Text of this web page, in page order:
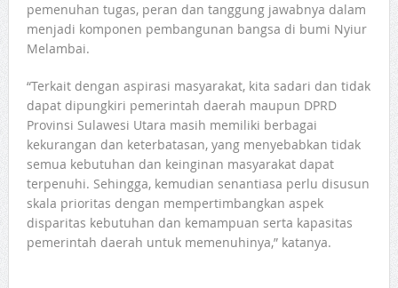
pemenuhan tugas, peran dan tanggung jawabnya dalam
menjadi komponen pembangunan bangsa di bumi Nyiur
Melambai.
“Terkait dengan aspirasi masyarakat, kita sadari dan tidak
dapat dipungkiri pemerintah daerah maupun DPRD
Provinsi Sulawesi Utara masih memiliki berbagai
kekurangan dan keterbatasan, yang menyebabkan tidak
semua kebutuhan dan keinginan masyarakat dapat
terpenuhi. Sehingga, kemudian senantiasa perlu disusun
skala prioritas dengan mempertimbangkan aspek
disparitas kebutuhan dan kemampuan serta kapasitas
pemerintah daerah untuk memenuhinya,” katanya.